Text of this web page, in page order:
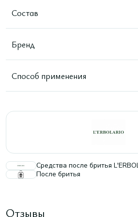
Состав
Бренд
Способ применения
Средства после бритья
После бритья
Отзывы